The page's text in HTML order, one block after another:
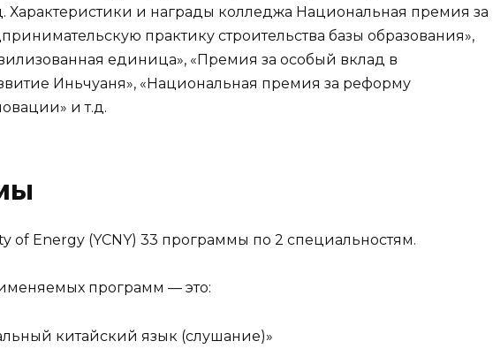
Характеристики и награды колледжа Национальная премия за
практику строительства базы образования»,
единица», «Премия за особый вклад в
Иньчуаня», «Национальная премия за реформу
и т.д.
of Energy (YCNY) 33 программы по 2 специальностям.
программ — это:
китайский язык (слушание)»